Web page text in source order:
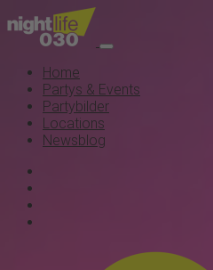
Home
Partys & Events
Partybilder
Locations
Newsblog